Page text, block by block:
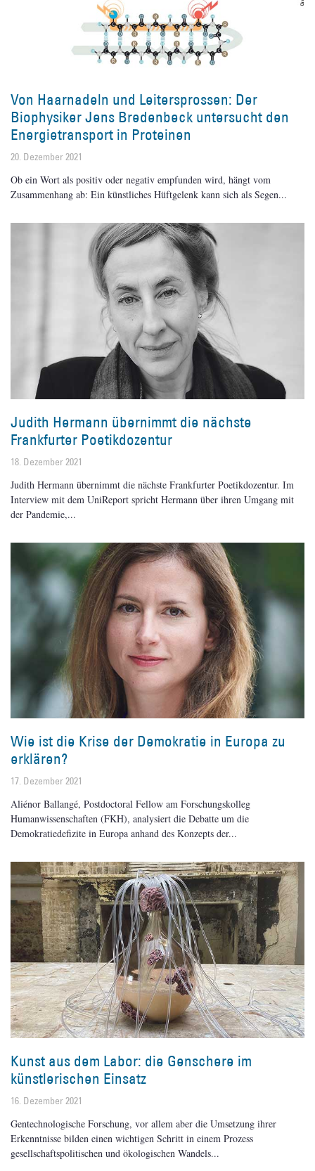
Von Haarnadeln und Leitersprossen: Der
Biophysiker Jens Bredenbeck untersucht den
Energietransport in Proteinen
20. Dezember 2021
Ob ein Wort als positiv oder negativ empfunden wird, hängt vom
Zusammenhang ab: Ein künstliches Hüftgelenk kann sich als Segen
Judith Hermann übernimmt die nächste
Frankfurter Poetikdozentur
18. Dezember 2021
Judith Hermann übernimmt die nächste Frankfurter Poetikdozentur. Im
Interview mit dem UniReport spricht Hermann über ihren Umgang mit
der Pandemie,
Wie ist die Krise der Demokratie in Europa zu
erklären?
17. Dezember 2021
Aliénor Ballangé, Postdoctoral Fellow am Forschungskolleg
Humanwissenschaften (FKH), analysiert die Debatte um die
Demokratiedefizite in Europa anhand des Konzepts der
Kunst aus dem Labor: die Genschere im
künstlerischen Einsatz
16. Dezember 2021
Gentechnologische Forschung, vor allem aber die Umsetzung ihrer
Erkenntnisse bilden einen wichtigen Schritt in einem Prozess
gesellschaftspolitischen und ökologischen Wandels